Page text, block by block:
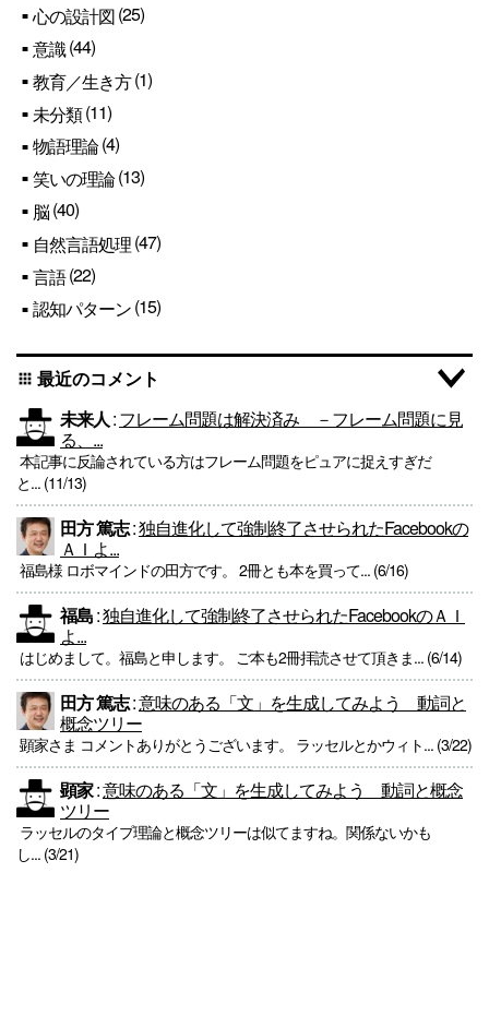
心の設計図(25)
意識(44)
教育／生き方(1)
未分類(11)
物語理論(4)
笑いの理論(13)
脳(40)
自然言語処理(47)
言語(22)
認知パターン(15)
apps 最近のコメント
未来人:フレーム問題は解決済み －フレーム問題に見
る、...
本記事に反論されている方はフレーム問題をピュアに捉えすぎだ
と... (11/13)
田方 篤志:独自進化して強制終了させられたFacebookの
ＡＩよ...
福島様 ロボマインドの田方です。 2冊とも本を買って... (6/16)
福島:独自進化して強制終了させられたFacebookのＡＩ
よ...
はじめまして。福島と申します。 ご本も2冊拝読させて頂きま... (6/14)
田方 篤志:意味のある「文」を生成してみよう 動詞と
概念ツリー
顕家さま コメントありがとうございます。 ラッセルとかウィト... (3/22)
顕家:意味のある「文」を生成してみよう 動詞と概念
ツリー
ラッセルのタイプ理論と概念ツリーは似てますね。関係ないかも
し... (3/21)